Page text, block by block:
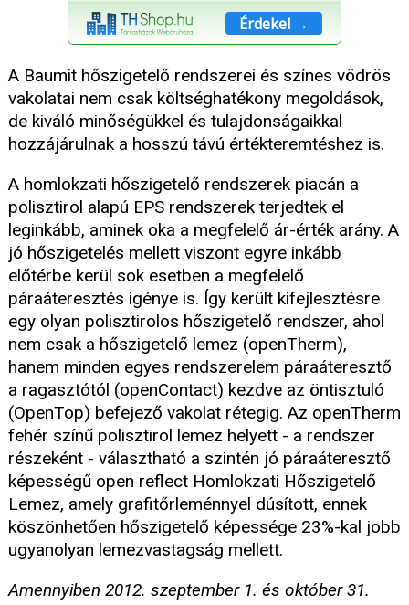
Érdekel →
A Baumit hőszigetelő rendszerei és színes vödrös
vakolatai nem csak költséghatékony megoldások,
de kiváló minőségükkel és tulajdonságaikkal
hozzájárulnak a hosszú távú értékteremtéshez is.
A homlokzati hőszigetelő rendszerek piacán a
polisztirol alapú EPS rendszerek terjedtek el
leginkább, aminek oka a megfelelő ár-érték arány. A
jó hőszigetelés mellett viszont egyre inkább
előtérbe kerül sok esetben a megfelelő
páraáteresztés igénye is. Így került kifejlesztésre
egy olyan polisztirolos hőszigetelő rendszer, ahol
nem csak a hőszigetelő lemez (openTherm),
hanem minden egyes rendszerelem páraáteresztő
a ragasztótól (openContact) kezdve az öntisztuló
(OpenTop) befejező vakolat rétegig. Az openTherm
fehér színű polisztirol lemez helyett - a rendszer
részeként - választható a szintén jó páraáteresztő
képességű open reflect Homlokzati Hőszigetelő
Lemez, amely grafitőrleménnyel dúsított, ennek
köszönhetően hőszigetelő képessége 23%-kal jobb
ugyanolyan lemezvastagság mellett.
Amennyiben 2012. szeptember 1. és október 31.